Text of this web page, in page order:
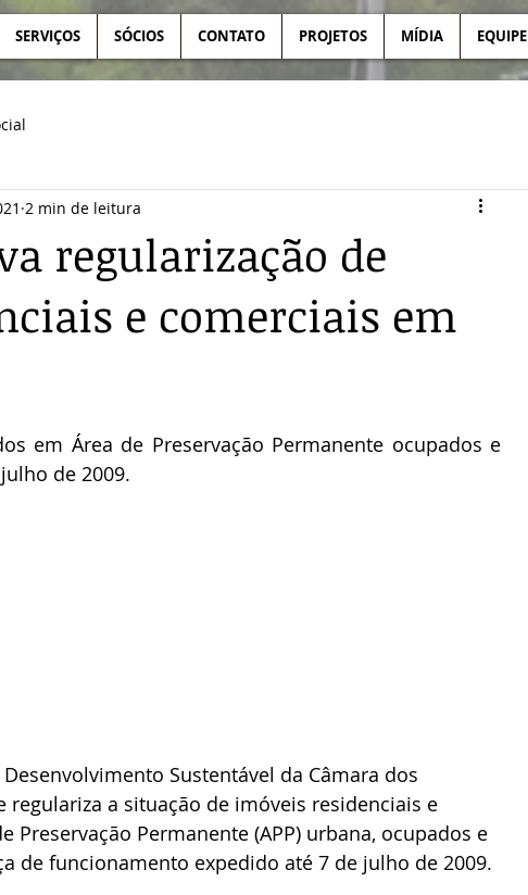
SERVIÇOS SÓCIOS CONTATO PROJETOS MÍDIA EQUIPE
regularização de
e comerciais em
2 min de leitura
em Área de Preservação Permanente ocupados e
de 2009.
a situação de imóveis residenciais e
Preservação Permanente (APP) urbana, ocupados e
de funcionamento expedido até 7 de julho de 2009.